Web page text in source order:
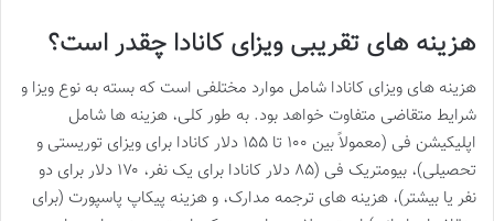
هزینه های تقریبی ویزای کانادا چقدر است؟
هزینه های ویزای کانادا شامل موارد مختلفی است که بسته به نوع ویزا و
شرایط متقاضی متفاوت خواهد بود. به طور کلی، هزینه ها شامل
اپلیکیشن فی (معمولاً بین ۱۰۰ تا ۱۵۵ دلار کانادا برای ویزای توریستی و
تحصیلی)، بیومتریک فی (۸۵ دلار کانادا برای یک نفر، ۱۷۰ دلار برای دو
نفر یا بیشتر)، هزینه های ترجمه مدارک، و هزینه پیکاپ پاسپورت (برای